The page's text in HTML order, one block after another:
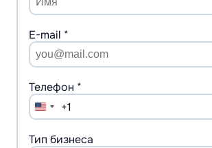
E-mail *
Телефон *
United
States
+1
+1
Тип бизнеса